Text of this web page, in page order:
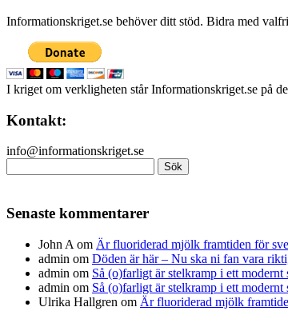
Informationskriget.se behöver ditt stöd. Bidra med
I kriget om verkligheten står Informationskriget.se på
Kontakt:
info@informationskriget.se
efter:
Senaste kommentarer
John A om Är fluoriderad mjölk framtiden för
admin om Döden är här – Nu ska ni fan vara
admin om Så (o)farligt är stelkramp i ett modernt
admin om Så (o)farligt är stelkramp i ett modernt
Ulrika Hallgren om Är fluoriderad mjölk